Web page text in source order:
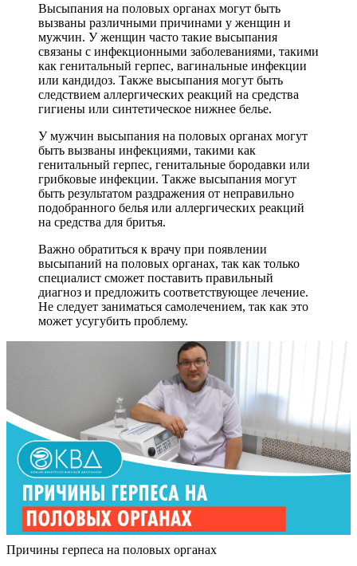
Высыпания на половых органах могут быть
вызваны различными причинами у женщин и
мужчин. У женщин часто такие высыпания
связаны с инфекционными заболеваниями, такими
как генитальный герпес, вагинальные инфекции
или кандидоз. Также высыпания могут быть
следствием аллергических реакций на средства
гигиены или синтетическое нижнее белье.
У мужчин высыпания на половых органах могут
быть вызваны инфекциями, такими как
генитальный герпес, генитальные бородавки или
грибковые инфекции. Также высыпания могут
быть результатом раздражения от неправильно
подобранного белья или аллергических реакций
на средства для бритья.
Важно обратиться к врачу при появлении
высыпаний на половых органах, так как только
специалист сможет поставить правильный
диагноз и предложить соответствующее лечение.
Не следует заниматься самолечением, так как это
может усугубить проблему.
Причины герпеса на половых органах